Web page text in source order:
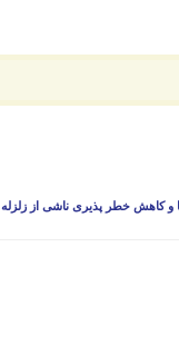
و کاهش خطر پذیری ناشی از زلزله